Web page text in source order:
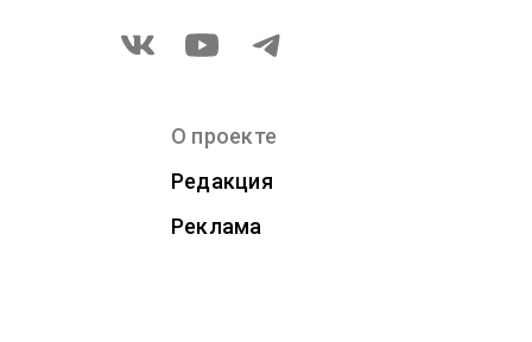
О проекте
Редакция
Реклама